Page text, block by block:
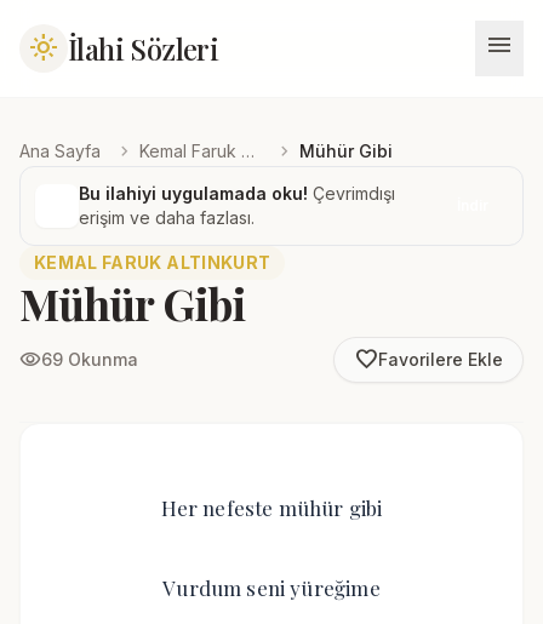
light_mode İlahi Sözleri menu
Ana Sayfa chevron_right Kemal Faruk Altınkurt chevron_right Mühür Gibi
Bu ilahiyi uygulamada oku! Çevrimdışı
erişim ve daha fazlası.
KEMAL FARUK ALTINKURT
Mühür Gibi
visibility69 Okunma favorite_borderFavorilere Ekle
Her nefeste mühür gibi
Vurdum seni yüreğime